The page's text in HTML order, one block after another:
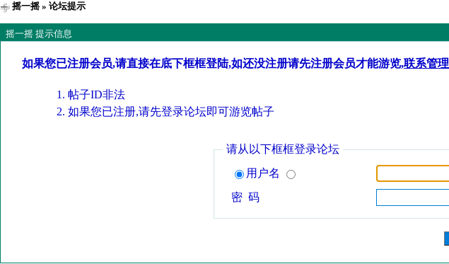
摇一摇» 论坛提示
摇一摇 提示信息
如果您已注册会员,请直接在底下框框登陆,如还没注册请先注册会员才能游览,联系管理
帖子ID非法
如果您已注册,请先登录论坛即可游览帖子
请从以下框框登录论坛
用户名
密 码